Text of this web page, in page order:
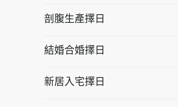
剖腹生產擇日
結婚合婚擇日
新居入宅擇日